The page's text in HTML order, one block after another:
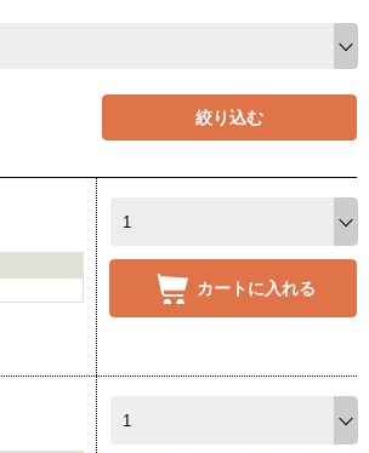
絞り込む
カートに入れる